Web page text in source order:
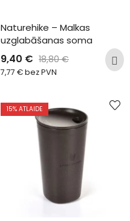
Naturehike – Malkas
uzglabāšanas soma
9,40 € 18,80€
7,77 €bez PVN
15% ATLAIDE